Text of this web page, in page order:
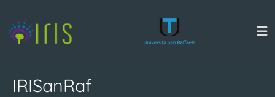
IRISanRaf